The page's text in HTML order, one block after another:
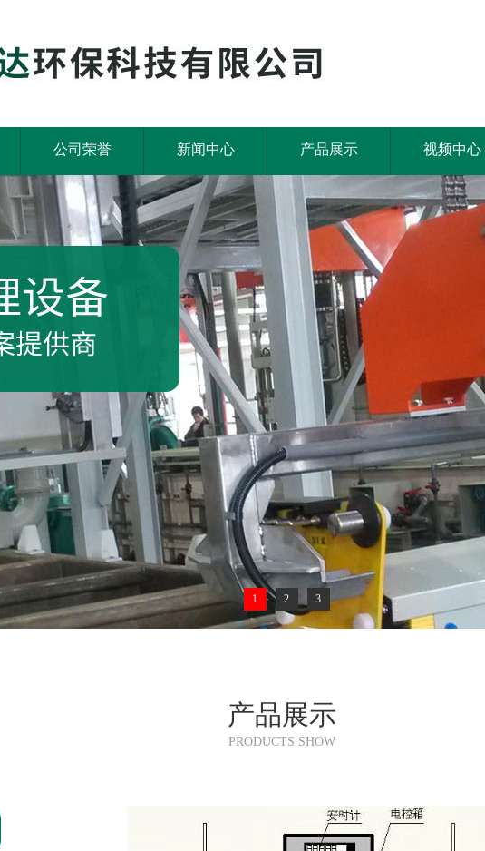
公司荣誉 新闻中心 产品展示 视频中心
1 2 3
产品展示
PRODUCTS SHOW